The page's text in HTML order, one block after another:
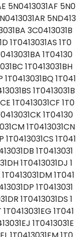
5N0413031AF 5N0
5ND413
3C0413031B
1T0413031AS 1T0
1T04130
1T0413031BH
1T0413031BQ 1T041
1T0413031B
1T0413031CF 1T0
1T04130
1T0413031CN
1T0413031CS 1T041
1T0413031
1T0413031DJ 1
1T041
1T0413031
1T0413031DS 1
1T041
1T0413031E